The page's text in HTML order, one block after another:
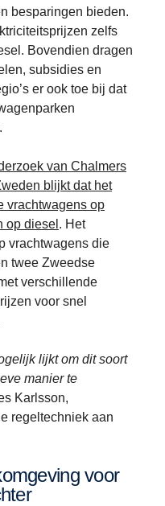
besparingen bieden.
zelfs
Bovendien dragen
subsidies en
er ook toe bij dat
van Chalmers
blijkt dat het
vrachtwagens op
op diesel . Het
vrachtwagens die
twee Zweedse
verschillende
voor snel
lijkt om dit soort
manier te
Karlsson,
regeltechniek aan